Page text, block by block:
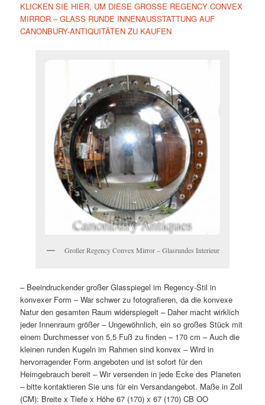
KLICKEN SIE HIER, UM DIESE GROSSE REGENCY CONVEX
MIRROR – GLASS RUNDE INNENAUSSTATTUNG AUF
CANONBURY-ANTIQUITÄTEN ZU KAUFEN
Großer Regency Convex Mirror – Glasrundes Interieur
– Beeindruckender großer Glasspiegel im Regency-Stil in
konvexer Form – War schwer zu fotografieren, da die konvexe
Natur den gesamten Raum widerspiegelt – Daher macht wirklich
jeder Innenraum größer – Ungewöhnlich, ein so großes Stück mit
einem Durchmesser von 5,5 Fuß zu finden – 170 cm – Auch die
kleinen runden Kugeln im Rahmen sind konvex – Wird in
hervorragender Form angeboten und ist sofort für den
Heimgebrauch bereit – Wir versenden in jede Ecke des Planeten
– bitte kontaktieren Sie uns für ein Versandangebot. Maße in Zoll
(CM): Breite x Tiefe x Höhe 67 (170) x 67 (170) CB OO